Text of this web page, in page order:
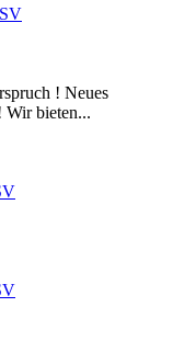
! Neues
Wir bieten...